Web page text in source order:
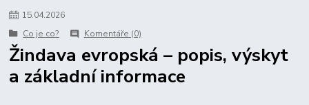
maltodextrin
15.04.2026
Co je co?
Komentáře (0)
Žindava evropská – popis, výskyt
a základní informace